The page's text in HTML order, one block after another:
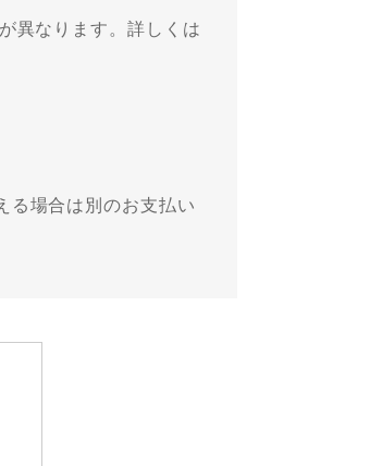
異なります。詳しくは
る場合は別のお支払い